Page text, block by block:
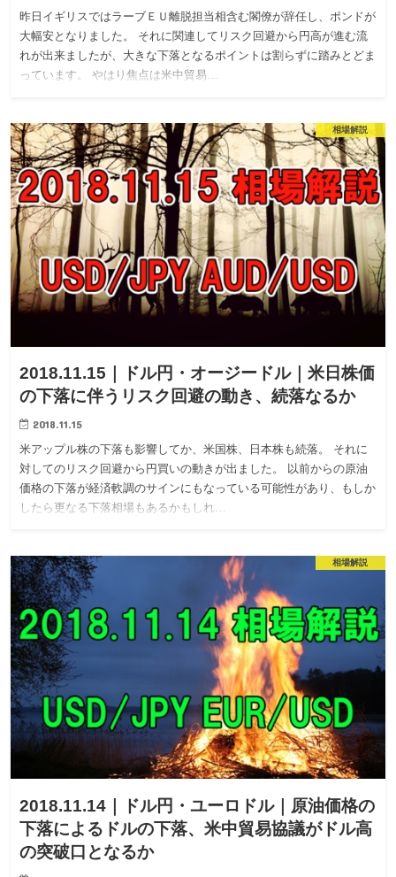
昨日イギリスではラーブＥＵ離脱担当相含む閣僚が辞任し、ポンドが
大幅安となりました。 それに関連してリスク回避から円高が進む流
れが出来ましたが、大きな下落となるポイントは割らずに踏みとどま
っています。 やはり焦点は米中貿易…
相場解説
2018.11.15｜ドル円・オージードル｜米日株価
の下落に伴うリスク回避の動き、続落なるか
2018.11.15
米アップル株の下落も影響してか、米国株、日本株も続落。 それに
対してのリスク回避から円買いの動きが出ました。 以前からの原油
価格の下落が経済軟調のサインにもなっている可能性があり、もしか
したら更なる下落相場もあるかもしれ…
相場解説
2018.11.14｜ドル円・ユーロドル｜原油価格の
下落によるドルの下落、米中貿易協議がドル高
の突破口となるか